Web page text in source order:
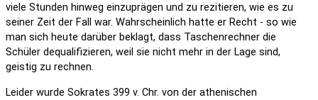
viele Stunden hinweg einzuprägen und zu rezitieren, wie es zu
seiner Zeit der Fall war. Wahrscheinlich hatte er Recht - so wie
man sich heute darüber beklagt, dass Taschenrechner die
Schüler dequalifizieren, weil sie nicht mehr in der Lage sind,
geistig zu rechnen.
Leider wurde Sokrates 399 v. Chr. von der athenischen